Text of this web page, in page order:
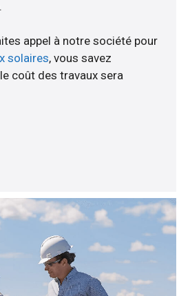
appel à notre société pour
solaires, vous savez
coût des travaux sera